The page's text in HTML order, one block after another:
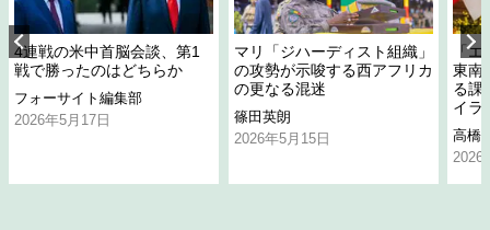
4連戦の米中首脳会談、第1
戦で勝ったのはどちらか
フォーサイト編集部
2026年5月17日
マリ「ジハーディスト組織」
の攻勢が示唆する西アフリカ
の更なる混迷
篠田英朗
2026年5月15日
「
東南
る課
イラ
高橋
2026